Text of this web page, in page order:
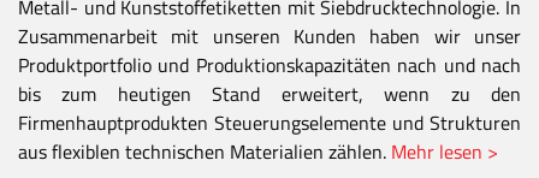
Metall- und Kunststoffetiketten mit Siebdrucktechnologie. In
Zusammenarbeit mit unseren Kunden haben wir unser
Produktportfolio und Produktionskapazitäten nach und nach
bis zum heutigen Stand erweitert, wenn zu den
Firmenhauptprodukten Steuerungselemente und Strukturen
aus flexiblen technischen Materialien zählen. Mehr lesen >